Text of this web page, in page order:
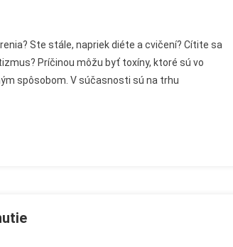
Ste stále, napriek diéte a cvičení? Cítite sa
Príčinou môžu byť toxíny, ktoré sú vo
spôsobom. V súčasnosti sú na trhu